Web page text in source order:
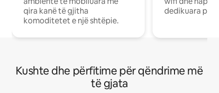
qira kanë të gjitha
komoditetet e një shtëpie.
dedikuara
Kushte dhe përfitime për qëndrime më
të gjata